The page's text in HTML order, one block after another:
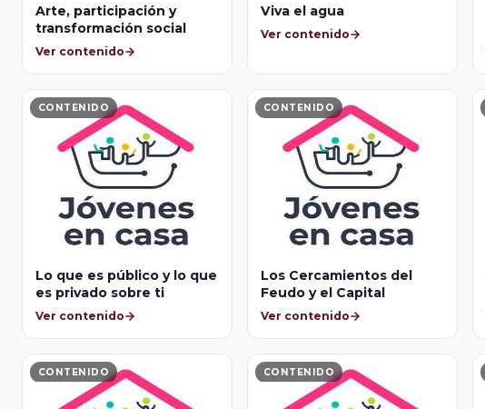
Arte, participación y
transformación social
Ver contenido
Viva el agua
Ver contenido
CONTENIDO
Lo que es público y lo que
es privado sobre ti
Ver contenido
CONTENIDO
Los Cercamientos del
Feudo y el Capital
Ver contenido
CONTENIDO CONTENIDO